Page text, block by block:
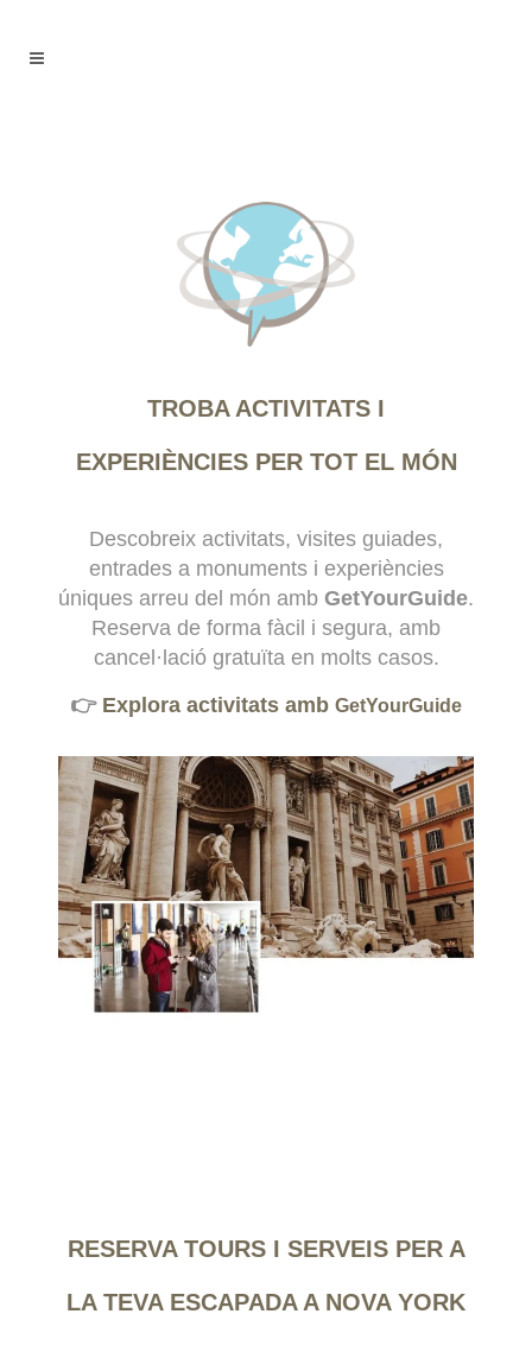
TROBA ACTIVITATS I
EXPERIÈNCIES PER TOT EL MÓN
Descobreix activitats, visites guiades,
entrades a monuments i experiències
úniques arreu del món amb GetYourGuide.
Reserva de forma fàcil i segura, amb
cancel·lació gratuïta en molts casos.
👉 Explora activitats amb GetYourGuide
RESERVA TOURS I SERVEIS PER A
LA TEVA ESCAPADA A NOVA YORK